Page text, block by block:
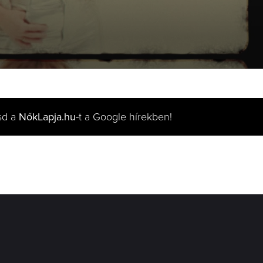
a NőkLapja.hu-t a Google hírekben!